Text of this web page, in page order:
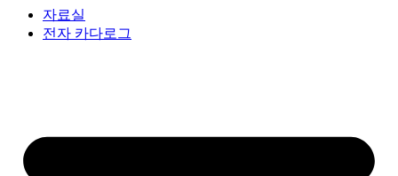
자료실
전자 카다로그